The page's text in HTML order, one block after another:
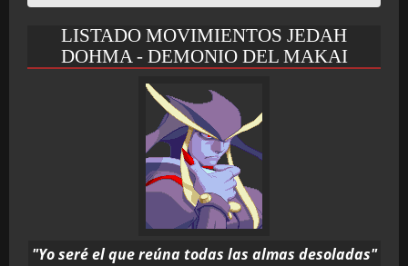
BONUS STAGE
GUÍA BÁSICA
TIER LIST
LISTADO MOVIMIENTOS JEDAH
DOHMA - DEMONIO DEL MAKAI
"Yo seré el que reúna todas las almas desoladas"